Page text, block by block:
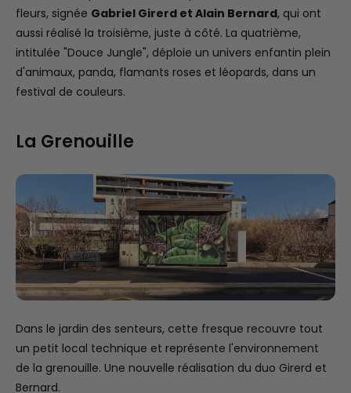
fleurs, signée Gabriel Girerd et Alain Bernard, qui ont
aussi réalisé la troisième, juste à côté. La quatrième,
intitulée "Douce Jungle", déploie un univers enfantin plein
d'animaux, panda, flamants roses et léopards, dans un
festival de couleurs.
La Grenouille
Dans le jardin des senteurs, cette fresque recouvre tout
un petit local technique et représente l'environnement
de la grenouille. Une nouvelle réalisation du duo Girerd et
Bernard.